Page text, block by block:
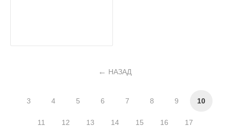
НАЗАД
3 4 5 6 7 8 9 10
11 12 13 14 15 16 17